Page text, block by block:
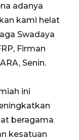
adanya
kami helat
Swadaya
Firman
Senin.
ini
beragama
kesatuan